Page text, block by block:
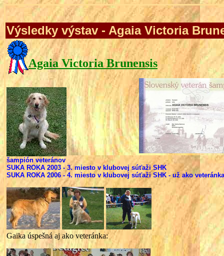
Výsledky výstav - Agaia Victoria
Agaia Victoria Brunensis
šampión veteránov
SUKA ROKA 2003 -3. miesto v klubovej súťaži SHK
SUKA ROKA 2006 -4. miesto v klubovej súťaži SHK - už ako veteránka
Gaika úspešná aj ako veteránka: